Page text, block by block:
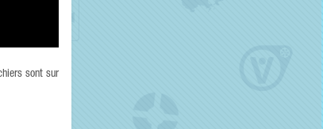
sont sur